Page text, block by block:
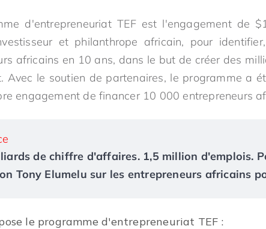
d'entrepreneuriat TEF est l'engagement de
et philanthrope africain, pour
africains en 10 ans, dans le but de créer des
Avec le soutien de partenaires, le programme a
engagement de financer 10 000 entrepreneurs
de chiffre d'affaires. 1,5 million d'emplois.
Tony Elumelu sur les entrepreneurs africains
le programme d'entrepreneuriat TEF :